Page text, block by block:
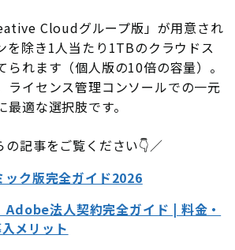
Cloudグループ版」が用意され
を除き1人当たり1TBのクラウドス
られます（個人版の10倍の容量）。
ライセンス管理コンソールでの一元
適な選択肢です。
の記事をご覧ください👇／
ク版完全ガイド2026
Adobe法人契約完全ガイド | 料金・
メリット